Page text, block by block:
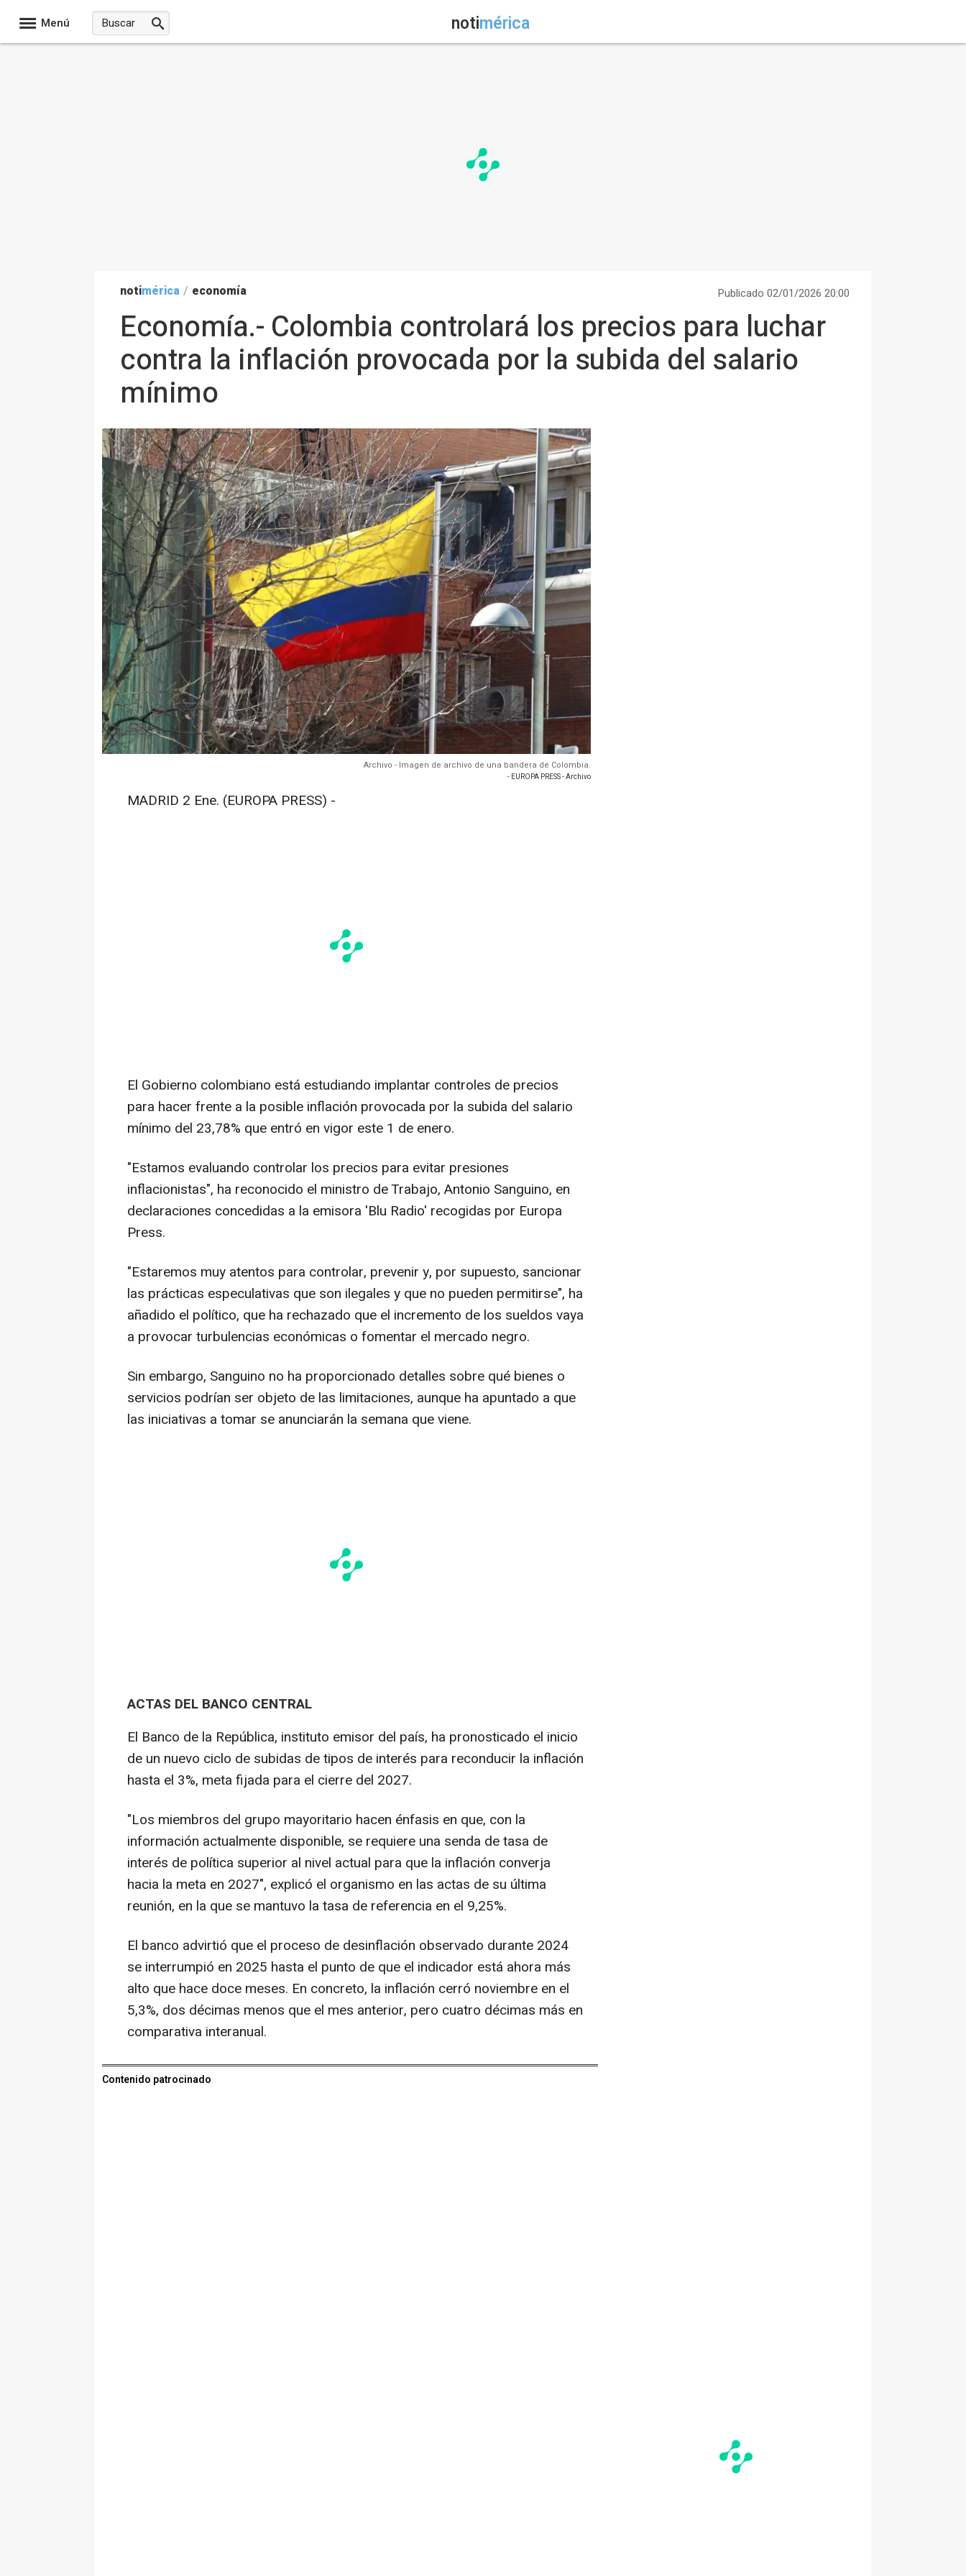
Menú notimérica
notimérica / economía Publicado 02/01/2026 20:00
Economía.- Colombia controlará los precios para luchar
contra la inflación provocada por la subida del salario
mínimo
Archivo - Imagen de archivo de una bandera de Colombia.
- EUROPA PRESS - Archivo
MADRID 2 Ene. (EUROPA PRESS) -
El Gobierno colombiano está estudiando implantar controles de precios
para hacer frente a la posible inflación provocada por la subida del salario
mínimo del 23,78% que entró en vigor este 1 de enero.
"Estamos evaluando controlar los precios para evitar presiones
inflacionistas", ha reconocido el ministro de Trabajo, Antonio Sanguino, en
declaraciones concedidas a la emisora 'Blu Radio' recogidas por Europa
Press.
"Estaremos muy atentos para controlar, prevenir y, por supuesto, sancionar
las prácticas especulativas que son ilegales y que no pueden permitirse", ha
añadido el político, que ha rechazado que el incremento de los sueldos vaya
a provocar turbulencias económicas o fomentar el mercado negro.
Sin embargo, Sanguino no ha proporcionado detalles sobre qué bienes o
servicios podrían ser objeto de las limitaciones, aunque ha apuntado a que
las iniciativas a tomar se anunciarán la semana que viene.
ACTAS DEL BANCO CENTRAL
El Banco de la República, instituto emisor del país, ha pronosticado el inicio
de un nuevo ciclo de subidas de tipos de interés para reconducir la inflación
hasta el 3%, meta fijada para el cierre del 2027.
"Los miembros del grupo mayoritario hacen énfasis en que, con la
información actualmente disponible, se requiere una senda de tasa de
interés de política superior al nivel actual para que la inflación converja
hacia la meta en 2027", explicó el organismo en las actas de su última
reunión, en la que se mantuvo la tasa de referencia en el 9,25%.
El banco advirtió que el proceso de desinflación observado durante 2024
se interrumpió en 2025 hasta el punto de que el indicador está ahora más
alto que hace doce meses. En concreto, la inflación cerró noviembre en el
5,3%, dos décimas menos que el mes anterior, pero cuatro décimas más en
comparativa interanual.
Contenido patrocinado